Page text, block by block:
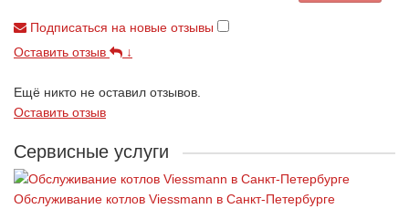
Подписаться на новые отзывы
Оставить отзыв
↓
Ещё никто не оставил отзывов.
Оставить отзыв
Сервисные услуги
Обслуживание котлов Viessmann в Санкт-Петербурге